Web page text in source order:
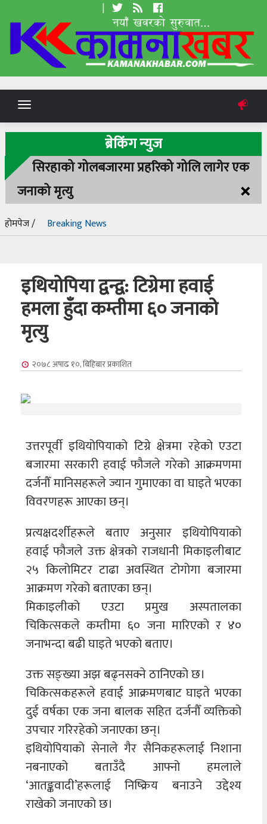
|
Toggle
navigation
ब्रेकिंग न्युज
सिरहाको गोलबजारमा प्रहरिको गोलि लागेर एक
जनाको मृत्यु
×
होमपेज / Breaking News
इथियोपिया द्वन्द्व: टिग्रेमा हवाई
हमला हुँदा कम्तीमा ६० जनाको
मृत्यु
२०७८ अषाढ १०, बिहिबारप्रकाशित
उत्तरपूर्वी इथियोपियाको टिग्रे क्षेत्रमा रहेको एउटा
बजारमा सरकारी हवाई फौजले गरेको आक्रमणमा
दर्जनौँ मानिसहरूले ज्यान गुमाएका वा घाइते भएका
विवरणहरू आएका छन्।
प्रत्यक्षदर्शीहरूले बताए अनुसार इथियोपियाको
हवाई फौजले उक्त क्षेत्रको राजधानी मिकाइलीबाट
२५ किलोमिटर टाढा अवस्थित टोगोगा बजारमा
आक्रमण गरेको बताएका छन्।
मिकाइलीको एउटा प्रमुख अस्पतालका
चिकित्सकले कम्तीमा ६० जना मारिएको र ४०
जनाभन्दा बढी घाइते भएको बताए।
उक्त सङ्ख्या अझ बढ्नसक्ने ठानिएको छ।
चिकित्सकहरूले हवाई आक्रमणबाट घाइते भएका
दुई वर्षका एक जना बालक सहित दर्जनौँ व्यक्तिको
उपचार गरिरहेको जनाएका छन्।
इथियोपियाको सेनाले गैर सैनिकहरूलाई निशाना
नबनाएको बताउँदै आफ्नो हमलाले
‘आतङ्कवादी’हरूलाई निष्क्रिय बनाउने उद्देश्य
राखेको जनाएको छ।